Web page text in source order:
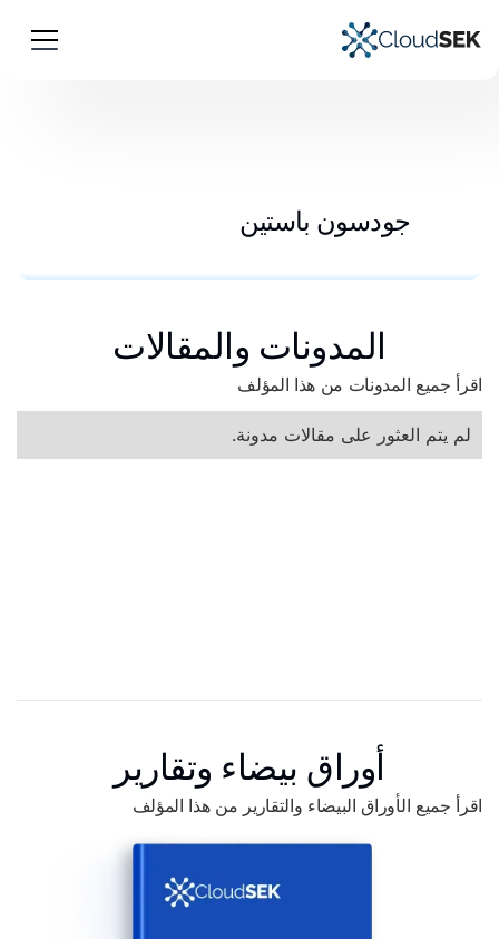
جودسون باستين
المدونات والمقالات
اقرأ جميع المدونات من هذا المؤلف
لم يتم العثور على مقالات مدونة.
أوراق بيضاء وتقارير
اقرأ جميع الأوراق البيضاء والتقارير من هذا المؤلف